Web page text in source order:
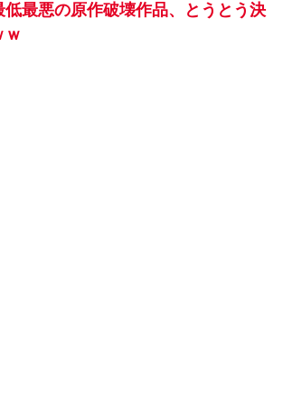
低最悪の原作破壊作品、とうとう決
ｗ